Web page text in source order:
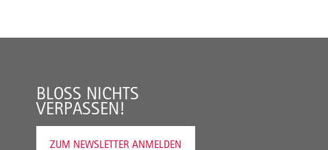
BLOSS NICHTS V
ERPASSEN!
ZUM NEWSLETTER ANMELDEN